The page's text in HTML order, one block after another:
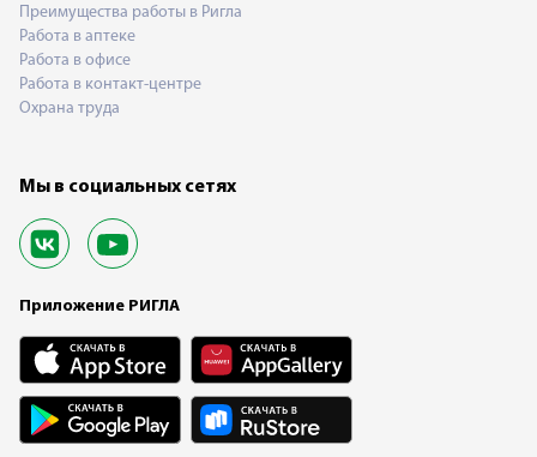
Преимущества работы в Ригла
Работа в аптеке
Работа в офисе
Работа в контакт-центре
Охрана труда
Мы в социальных сетях
Приложение РИГЛА